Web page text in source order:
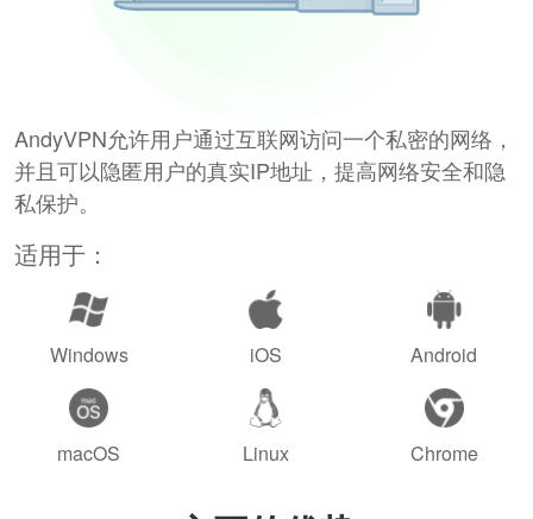
AndyVPN允许用户通过互联网访问一个私密的网络，
并且可以隐匿用户的真实IP地址，提高网络安全和隐
私保护。
适用于：
Windows iOS Android
macOS Linux Chrome